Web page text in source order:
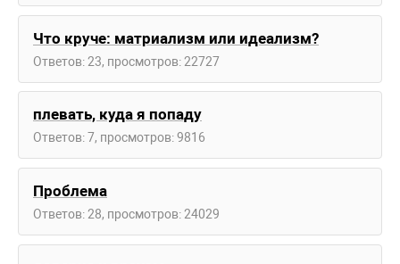
Что круче: матриализм или идеализм?
Ответов: 23, просмотров: 22727
плевать, куда я попаду
Ответов: 7, просмотров: 9816
Проблема
Ответов: 28, просмотров: 24029